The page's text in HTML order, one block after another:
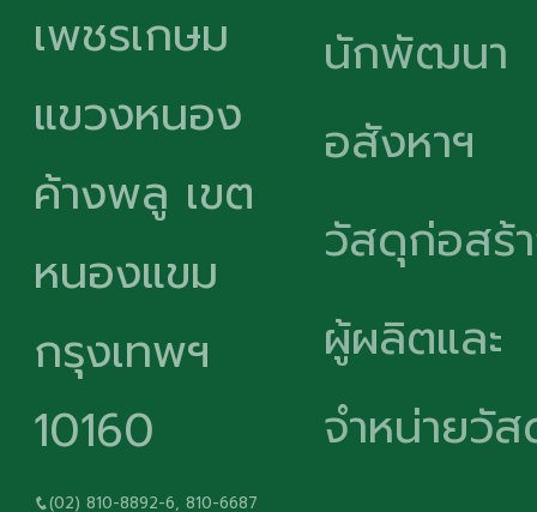
เพชรเกษม
แขวงหนอง
ค้างพลู เขต
หนองแขม
กรุงเทพฯ
10160
(02) 810-8892-6, 810-6687
นักพัฒนา
อสังหาฯ
วัสดุก่อสร้
ผู้ผลิตและ
จำหน่ายวั